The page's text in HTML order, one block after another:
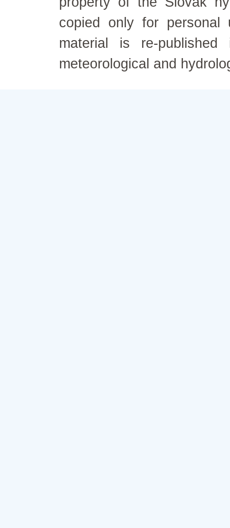
copied only for personal
material is re-
meteorological and